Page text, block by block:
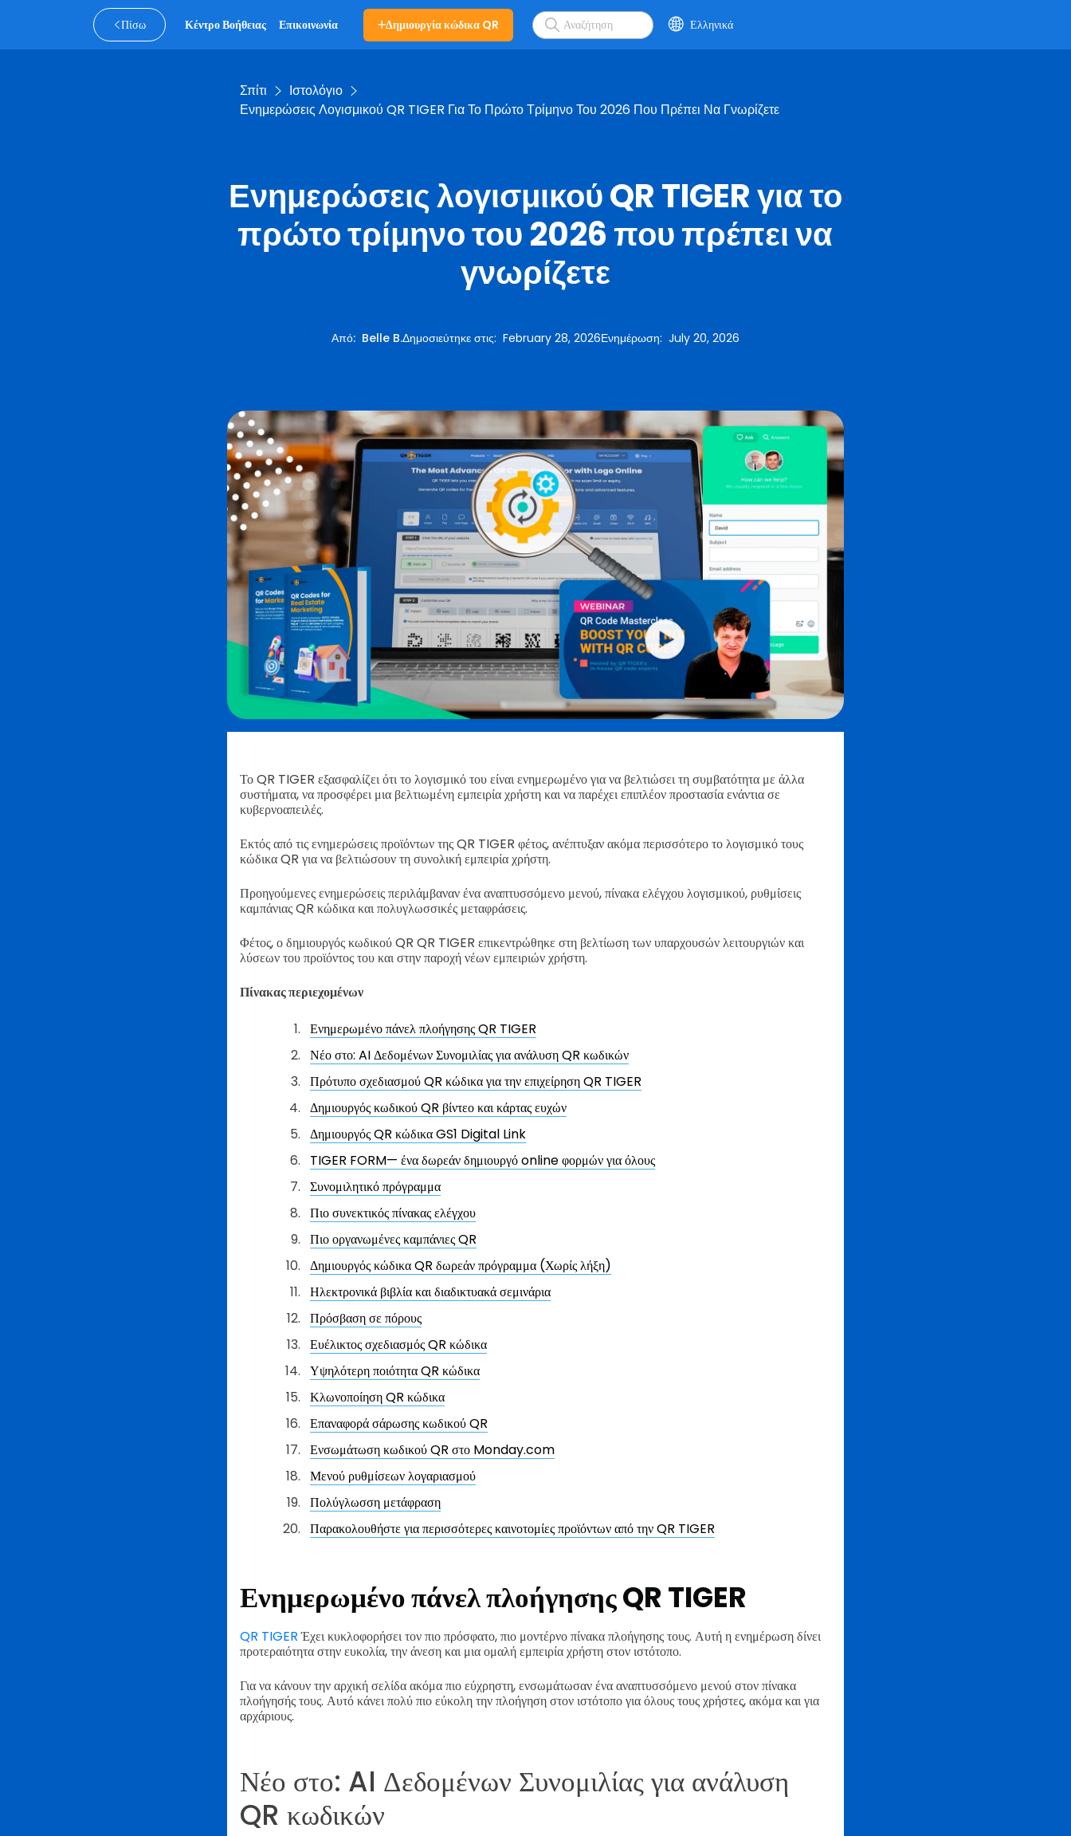
Πίσω Κέντρο Βοήθειας Επικοινωνία Δημιουργία κώδικα QR Ελληνικά
Σπίτι
Ιστολόγιο
Ενημερώσεις Λογισμικού QR TIGER Για Το Πρώτο Τρίμηνο Του 2026 Που Πρέπει Να Γνωρίζετε
Ενημερώσεις λογισμικού QR TIGER για το
πρώτο τρίμηνο του 2026 που πρέπει να
γνωρίζετε
Από: Belle B.Δημοσιεύτηκε στις: February 28, 2026Ενημέρωση: July 20, 2026
Το QR TIGER εξασφαλίζει ότι το λογισμικό του είναι ενημερωμένο για να βελτιώσει τη συμβατότητα με άλλα
συστήματα, να προσφέρει μια βελτιωμένη εμπειρία χρήστη και να παρέχει επιπλέον προστασία ενάντια σε
κυβερνοαπειλές.
Εκτός από τις ενημερώσεις προϊόντων της QR TIGER φέτος, ανέπτυξαν ακόμα περισσότερο το λογισμικό τους
κώδικα QR για να βελτιώσουν τη συνολική εμπειρία χρήστη.
Προηγούμενες ενημερώσεις περιλάμβαναν ένα αναπτυσσόμενο μενού, πίνακα ελέγχου λογισμικού, ρυθμίσεις
καμπάνιας QR κώδικα και πολυγλωσσικές μεταφράσεις.
Φέτος, ο δημιουργός κωδικού QR QR TIGER επικεντρώθηκε στη βελτίωση των υπαρχουσών λειτουργιών και
λύσεων του προϊόντος του και στην παροχή νέων εμπειριών χρήστη.
Πίνακας περιεχομένων
Ενημερωμένο πάνελ πλοήγησης QR TIGER
Νέο στο: AI Δεδομένων Συνομιλίας για ανάλυση QR κωδικών
Πρότυπο σχεδιασμού QR κώδικα για την επιχείρηση QR TIGER
Δημιουργός κωδικού QR βίντεο και κάρτας ευχών
Δημιουργός QR κώδικα GS1 Digital Link
TIGER FORM— ένα δωρεάν δημιουργό online φορμών για όλους
Συνομιλητικό πρόγραμμα
Πιο συνεκτικός πίνακας ελέγχου
Πιο οργανωμένες καμπάνιες QR
Δημιουργός κώδικα QR δωρεάν πρόγραμμα (Χωρίς λήξη)
Ηλεκτρονικά βιβλία και διαδικτυακά σεμινάρια
Πρόσβαση σε πόρους
Ευέλικτος σχεδιασμός QR κώδικα
Υψηλότερη ποιότητα QR κώδικα
Κλωνοποίηση QR κώδικα
Επαναφορά σάρωσης κωδικού QR
Ενσωμάτωση κωδικού QR στο Monday.com
Μενού ρυθμίσεων λογαριασμού
Πολύγλωσση μετάφραση
Παρακολουθήστε για περισσότερες καινοτομίες προϊόντων από την QR TIGER
Ενημερωμένο πάνελ πλοήγησης QR TIGER
QR TIGERΈχει κυκλοφορήσει τον πιο πρόσφατο, πιο μοντέρνο πίνακα πλοήγησης τους. Αυτή η ενημέρωση δίνει
προτεραιότητα στην ευκολία, την άνεση και μια ομαλή εμπειρία χρήστη στον ιστότοπο.
Για να κάνουν την αρχική σελίδα ακόμα πιο εύχρηστη, ενσωμάτωσαν ένα αναπτυσσόμενο μενού στον πίνακα
πλοήγησής τους. Αυτό κάνει πολύ πιο εύκολη την πλοήγηση στον ιστότοπο για όλους τους χρήστες, ακόμα και για
αρχάριους.
Νέο στο: AI Δεδομένων Συνομιλίας για ανάλυση
QR κωδικών